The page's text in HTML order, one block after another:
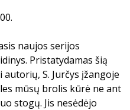
naujos serijos
Pristatydamas šią
S. Jurčys įžangoje
mūsų brolis kūrė ne ant
stogų. Jis nesėdėjo